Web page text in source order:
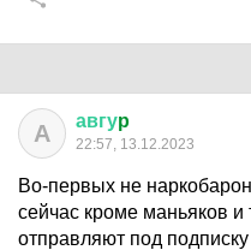
А авгуp
22:57, 13.12.2023
Во-первых не
сейчас кроме маньяков
отправляют под